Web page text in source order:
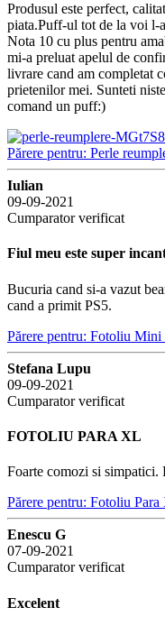
Produsul este perfect,
piata.Puff-ul tot de la voi l-
Nota 10 cu plus pentru
mi-a preluat apelul de
livrare cand am completat
prietenilor mei. Sunteti
comand un puff:)
Părere pentru: Perle
Iulian
09-09-2021
Cumparator verificat
Fiul meu este super
Bucuria cand si-a vazut
cand a primit PS5.
Părere pentru: Fotoliu Mini
Stefana Lupu
09-09-2021
Cumparator verificat
FOTOLIU PARA XL
Foarte comozi si simpatici.
Părere pentru: Fotoliu
Enescu G
07-09-2021
Cumparator verificat
Excelent